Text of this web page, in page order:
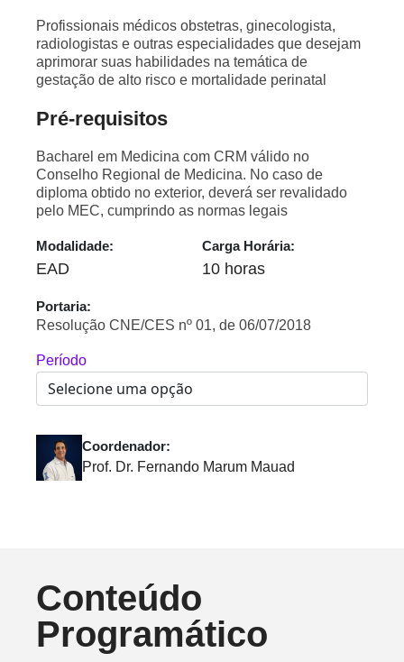
Profissionais médicos obstetras, ginecologista,
radiologistas e outras especialidades que desejam
aprimorar suas habilidades na temática de
gestação de alto risco e mortalidade perinatal
Pré-requisitos
Bacharel em Medicina com CRM válido no
Conselho Regional de Medicina. No caso de
diploma obtido no exterior, deverá ser revalidado
pelo MEC, cumprindo as normas legais
Modalidade:
EAD
Carga Horária:
10 horas
Portaria:
Resolução CNE/CES nº 01, de 06/07/2018
Período
Coordenador:
Prof. Dr. Fernando Marum Mauad
Conteúdo
Programático